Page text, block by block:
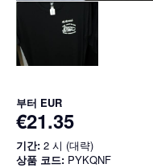
부터 EUR
€21.35
기간: 2 시 (대략)
상품 코드: PYKQNF